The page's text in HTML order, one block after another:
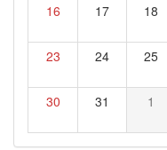
16 17 18
23 24 25
30 31 1